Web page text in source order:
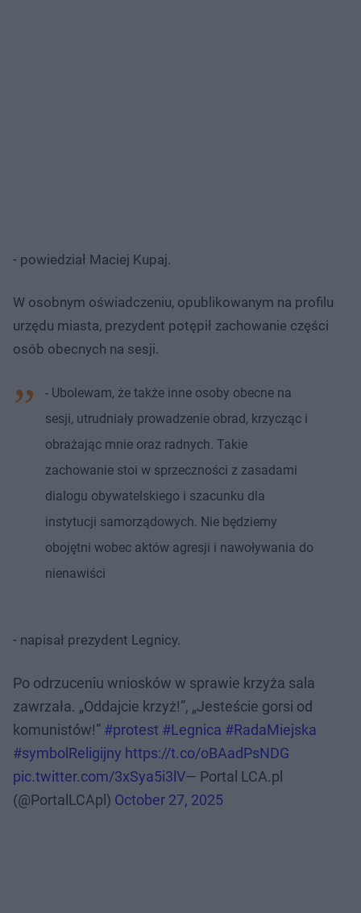
- powiedział Maciej Kupaj.
W osobnym oświadczeniu, opublikowanym na profilu
urzędu miasta, prezydent potępił zachowanie części
osób obecnych na sesji.
- Ubolewam, że także inne osoby obecne na
sesji, utrudniały prowadzenie obrad, krzycząc i
obrażając mnie oraz radnych. Takie
zachowanie stoi w sprzeczności z zasadami
dialogu obywatelskiego i szacunku dla
instytucji samorządowych. Nie będziemy
obojętni wobec aktów agresji i nawoływania do
nienawiści
- napisał prezydent Legnicy.
Po odrzuceniu wniosków w sprawie krzyża sala
zawrzała. „Oddajcie krzyż!”, „Jesteście gorsi od
komunistów!” #protest #Legnica #RadaMiejska
#symbolReligijny https://t.co/oBAadPsNDG
pic.twitter.com/3xSya5i3lV— Portal LCA.pl
(@PortalLCApl) October 27, 2025